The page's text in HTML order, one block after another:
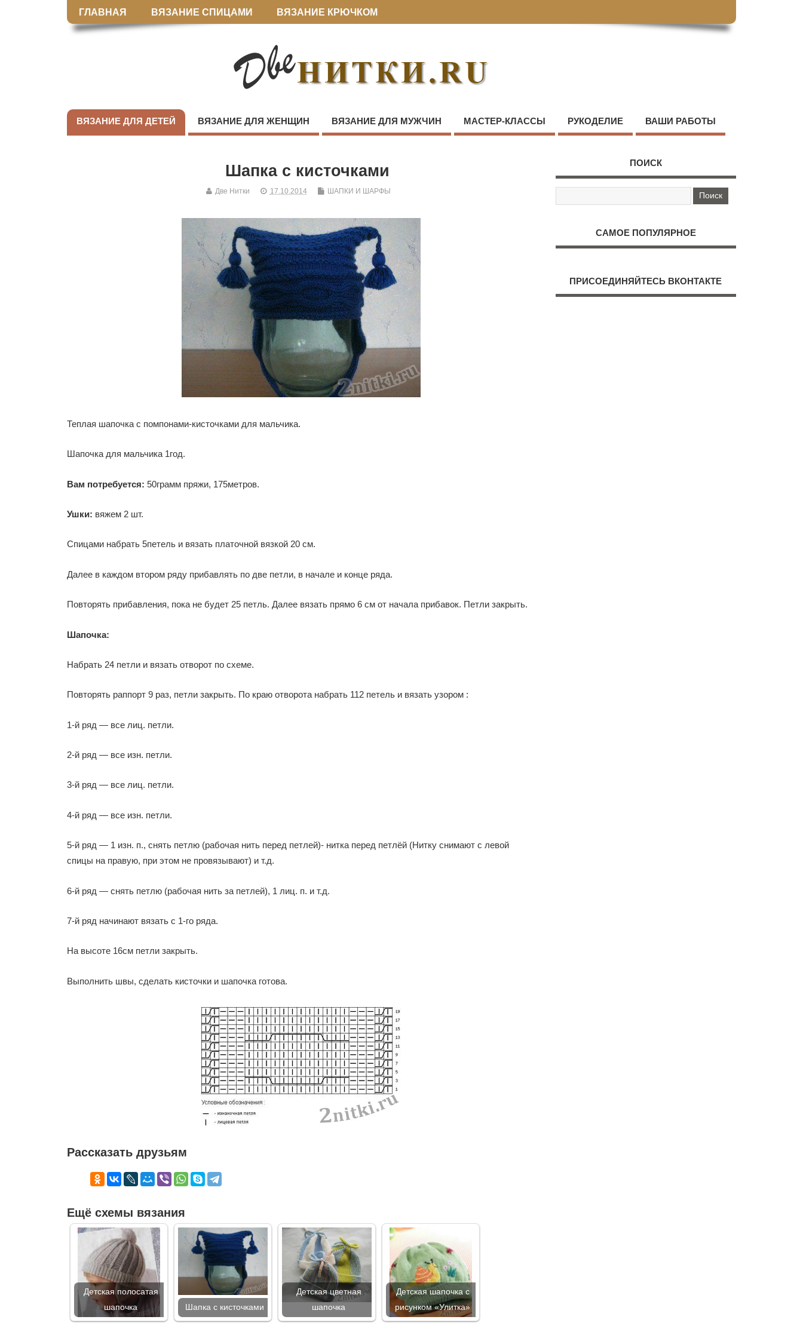
ГЛАВНАЯ ВЯЗАНИЕ СПИЦАМИ ВЯЗАНИЕ КРЮЧКОМ
ВЯЗАНИЕ ДЛЯ ДЕТЕЙ ВЯЗАНИЕ ДЛЯ ЖЕНЩИН ВЯЗАНИЕ ДЛЯ МУЖЧИН МАСТЕР-КЛАССЫ РУКОДЕЛИЕ ВАШИ РАБОТЫ
Шапка с кисточками
Две Нитки 17.10.2014 ШАПКИ И ШАРФЫ
Теплая шапочка с помпонами-кисточками для мальчика.
Шапочка для мальчика 1год.
Вам потребуется: 50грамм пряжи, 175метров.
Ушки: вяжем 2 шт.
Спицами набрать 5петель и вязать платочной вязкой 20 см.
Далее в каждом втором ряду прибавлять по две петли, в начале и конце ряда.
Повторять прибавления, пока не будет 25 петль. Далее вязать прямо 6 см от начала прибавок. Петли закрыть.
Шапочка:
Набрать 24 петли и вязать отворот по схеме.
Повторять раппорт 9 раз, петли закрыть. По краю отворота набрать 112 петель и вязать узором :
1-й ряд — все лиц. петли.
2-й ряд — все изн. петли.
3-й ряд — все лиц. петли.
4-й ряд — все изн. петли.
5-й ряд — 1 изн. п., снять петлю (рабочая нить перед петлей)- нитка перед петлёй (Нитку снимают с левой
спицы на правую, при этом не провязывают) и т.д.
6-й ряд — снять петлю (рабочая нить за петлей), 1 лиц. п. и т.д.
7-й ряд начинают вязать с 1-го ряда.
На высоте 16см петли закрыть.
Выполнить швы, сделать кисточки и шапочка готова.
Рассказать друзьям
Ещё схемы вязания
Детская полосатая
шапочка
Шапка с кисточками
Детская цветная
шапочка
Детская шапочка с
рисунком «Улитка»
ПОИСК
САМОЕ ПОПУЛЯРНОЕ
ПРИСОЕДИНЯЙТЕСЬ ВКОНТАКТЕ